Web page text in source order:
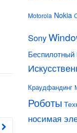
Motorola Nokia
Sony
Беспилотный
Краудфандинг
Роботы
носимая